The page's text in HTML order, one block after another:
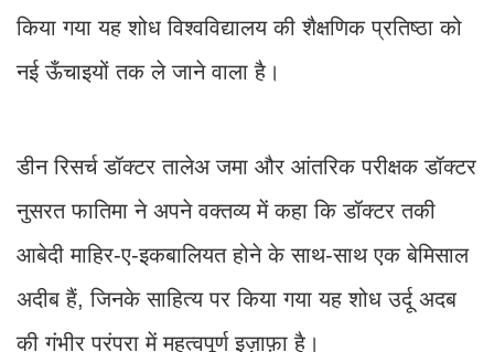
किया गया यह शोध विश्वविद्यालय की शैक्षणिक प्रतिष्ठा को
नई ऊँचाइयों तक ले जाने वाला है।
डीन रिसर्च डॉक्टर तालेअ जमा और आंतरिक परीक्षक डॉक्टर
नुसरत फातिमा ने अपने वक्तव्य में कहा कि डॉक्टर तकी
आबेदी माहिर-ए-इकबालियत होने के साथ-साथ एक बेमिसाल
अदीब हैं, जिनके साहित्य पर किया गया यह शोध उर्दू अदब
की गंभीर परंपरा में महत्वपूर्ण इज़ाफ़ा है।